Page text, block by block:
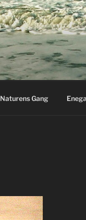
Naturens Gang